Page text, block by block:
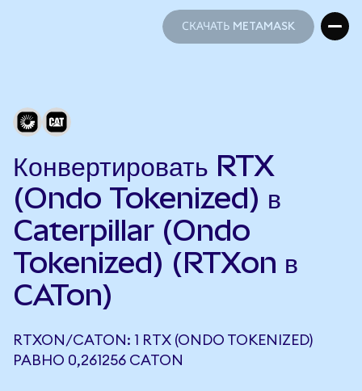
СКАЧАТЬ METAMASK
Конвертировать RTX
(Ondo Tokenized) в
Caterpillar (Ondo
Tokenized) (RTXon в
CATon)
RTXON/CATON: 1 RTX (ONDO TOKENIZED)
РАВНО 0,261256 CATON